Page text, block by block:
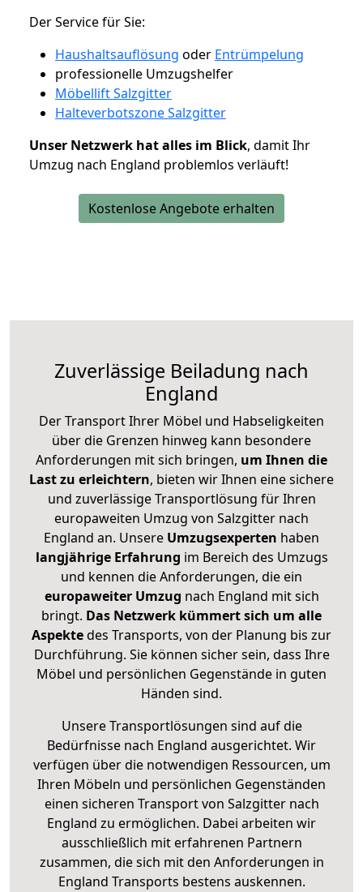
Der Service für Sie:
Haushaltsauflösung oder Entrümpelung
professionelle Umzugshelfer
Möbellift Salzgitter
Halteverbotszone Salzgitter
Unser Netzwerk hat alles im Blick, damit Ihr
Umzug nach England problemlos verläuft!
Kostenlose Angebote erhalten
Zuverlässige Beiladung nach
England
Der Transport Ihrer Möbel und Habseligkeiten
über die Grenzen hinweg kann besondere
Anforderungen mit sich bringen, um Ihnen die
Last zu erleichtern, bieten wir Ihnen eine sichere
und zuverlässige Transportlösung für Ihren
europaweiten Umzug von Salzgitter nach
England an. Unsere Umzugsexperten haben
langjährige Erfahrung im Bereich des Umzugs
und kennen die Anforderungen, die ein
europaweiter Umzug nach England mit sich
bringt. Das Netzwerk kümmert sich um alle
Aspektedes Transports, von der Planung bis zur
Durchführung. Sie können sicher sein, dass Ihre
Möbel und persönlichen Gegenstände in guten
Händen sind.
Unsere Transportlösungen sind auf die
Bedürfnisse nach England ausgerichtet. Wir
verfügen über die notwendigen Ressourcen, um
Ihren Möbeln und persönlichen Gegenständen
einen sicheren Transport von Salzgitter nach
England zu ermöglichen. Dabei arbeiten wir
ausschließlich mit erfahrenen Partnern
zusammen, die sich mit den Anforderungen in
England Transports bestens auskennen.